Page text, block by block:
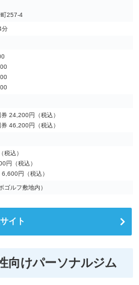
257-4
分
24,200円（税込）
46,200円（税込）
税込）
円（税込）
円（税込）
ゴルフ敷地内）
イト
向けパーソナルジム